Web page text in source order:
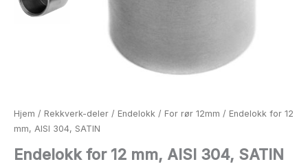
Hjem / Rekkverk-deler / Endelokk / For rør 12mm / Endelokk for 12
mm, AISI 304, SATIN
Endelokk for 12 mm, AISI 304, SATIN